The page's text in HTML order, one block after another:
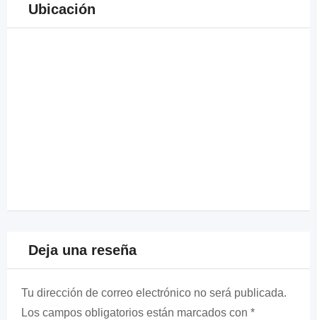
Ubicación
Deja una reseña
Tu dirección de correo electrónico no será publicada.
Los campos obligatorios están marcados con *